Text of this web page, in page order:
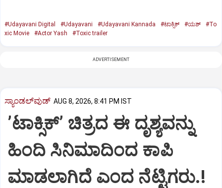
#Udayavani Digital #Udayavani #Udayavani Kannada #ಟಾಕ್ಸಿಕ್‌ #ಯಶ್‌
#To
xic Movie
#Actor Yash #Toxic trailer
ADVERTISEMENT
ಸ್ಯಾಂಡಲ್‌ವುಡ್‌ AUG 8, 2026, 8:41 PM IST
ʼಟಾಕ್ಸಿಕ್‌ʼ ಚಿತ್ರದ ಈ ದೃಶ್ಯವನ್ನು
ಹಿಂದಿ ಸಿನಿಮಾದಿಂದ ಕಾಪಿ
ಮಾಡಲಾಗಿದೆ ಎಂದ ನೆಟ್ಟಿಗರು.!